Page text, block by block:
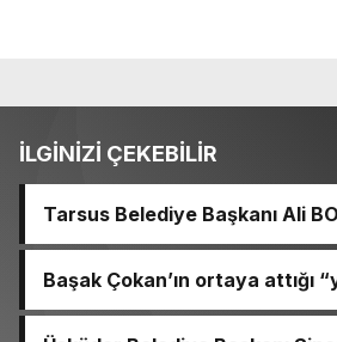
İLGİNİZİ ÇEKEBİLİR
Tarsus Belediye Başkanı Ali
Başkanı Ve TBB Başkanı
Başkanımız Sayın Vahap Seçer’i
olmak üzere yerel
bulunduk. Ortak akıl ve iş
Başak Çokan’ın ortaya attığı
Erken, haberler hakkında erişim